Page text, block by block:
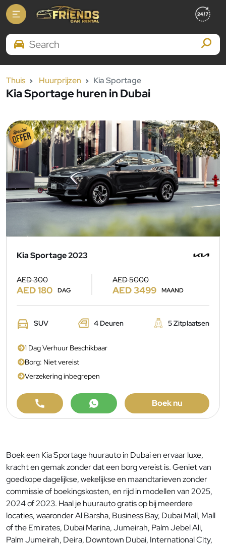
Search Brands
Thuis Huurprijzen Kia Sportage
Kia Sportage huren in Dubai
Kia Sportage 2023
AED 300
AED 180 DAG
AED 5000
AED 3499 MAAND
SUV 4 Deuren 5 Zitplaatsen
1 Dag Verhuur Beschikbaar
Borg: Niet vereist
Verzekering inbegrepen
Boek nu
Boek een Kia Sportage huurauto in Dubai en ervaar luxe,
kracht en gemak zonder dat een borg vereist is. Geniet van
goedkope dagelijkse, wekelijkse en maandtarieven zonder
commissie of boekingskosten, en rijd in modellen van 2025,
2024 of 2023. Haal je huurauto gratis op bij meerdere
locaties, waaronder Al Barsha, Business Bay, Dubai Mall, Mall
of the Emirates, Dubai Marina, Jumeirah, Palm Jebel Ali,
Palm Jumeirah, Deira, Downtown Dubai, International City,